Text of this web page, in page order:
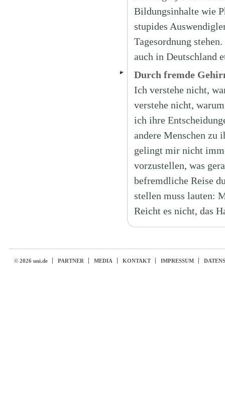
Bildungsinhalte wie
stupides
Tagesordnung
auch in Deutschland
Durch fremde
Ich verstehe nicht,
verstehe nicht,
ich ihre
andere Menschen zu
gelingt mir nicht
vorzustellen, was
befremdliche Reise
stellen muss lauten:
Reicht es nicht, das
© 2026 uni.de PARTNER MEDIA KONTAKT IMPRESSUM